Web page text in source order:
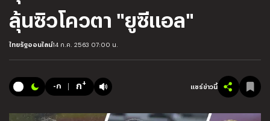
ลุ้นซิวโควตา "ยูซีแอล"
ไทยรัฐออนไลน์14 ก.ค. 2563 07:00 น.
-ก ก+ แชร์ข่าวนี้